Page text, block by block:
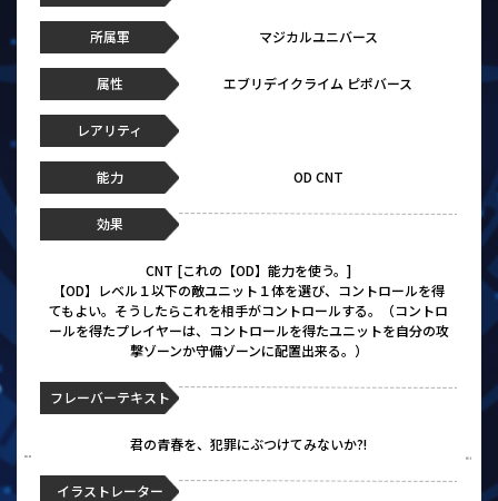
所属軍 マジカルユニバース
属性 エブリデイクライム ピポバース
レアリティ
能力 OD CNT
効果
CNT [これの【OD】能力を使う。]
【OD】レベル１以下の敵ユニット１体を選び、コントロールを得
てもよい。そうしたらこれを相手がコントロールする。（コントロ
ールを得たプレイヤーは、コントロールを得たユニットを自分の攻
撃ゾーンか守備ゾーンに配置出来る。）
フレーバーテキスト
君の青春を、犯罪にぶつけてみないか?!
イラストレーター